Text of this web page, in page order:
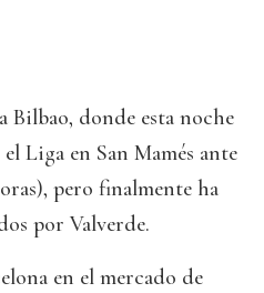
Bilbao, donde esta noche
Liga en San Mamés ante
pero finalmente ha
por Valverde.
en el mercado de